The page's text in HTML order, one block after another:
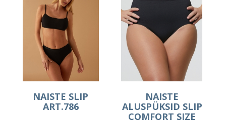
NAISTE SLIP
ART.786
NAISTE
ALUSPÜKSID SLIP
COMFORT SIZE